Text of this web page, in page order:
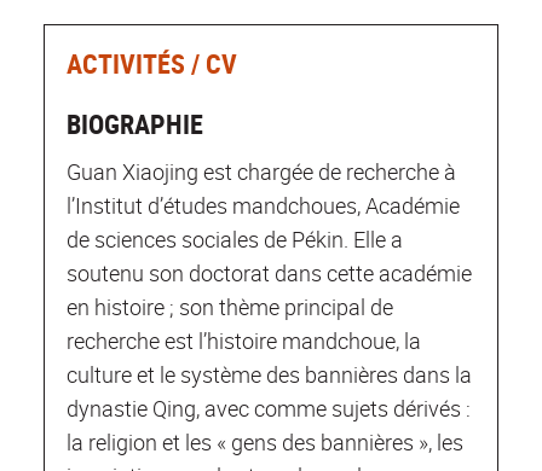
ACTIVITÉS / CV
BIOGRAPHIE
Guan Xiaojing est chargée de recherche à
l’Institut d’études mandchoues, Académie
de sciences sociales de Pékin. Elle a
soutenu son doctorat dans cette académie
en histoire ; son thème principal de
recherche est l’histoire mandchoue, la
culture et le système des bannières dans la
dynastie Qing, avec comme sujets dérivés :
la religion et les « gens des bannières », les